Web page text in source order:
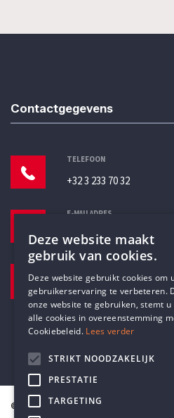
Contactgegevens
TELEFOON
+32 3 233 70 32
E-MAILADRES
Pottenbrug 4
Antwerpen, 2000
© Humanistisch Verbond 2026
Deze website maakt
gebruik van cookies.
Deze website gebruikt cookies om
gebruikerservaring te verbeteren.
onze website te gebruiken, stemt u
alle cookies in overeenstemming
Cookiebeleid. Lees verder
STRIKT NOODZAKELIJK
PRESTATIE
TARGETING